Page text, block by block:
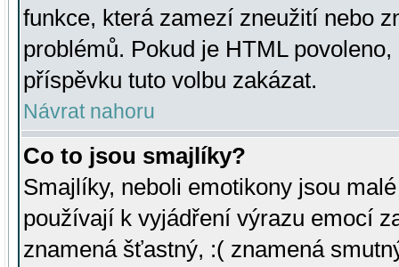
funkce, která zamezí zneužití nebo
problémů. Pokud je HTML
příspěvku tuto volbu zakázat.
Návrat nahoru
Co to jsou smajlíky?
Smajlíky, neboli emotikony jsou
používají k vyjádření výrazu emocí
znamená šťastný, :( znamená